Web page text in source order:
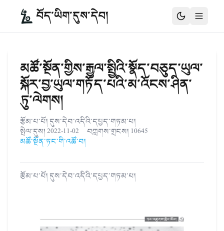
བོད་ཡིག་དུས་དེབ།
མཚོ་སྔོན་གྱིས་རྒྱལ་སྤྱིའི་སྣོད་བཅུད་ཡུལ་
སྐོར་བྱ་ཡུལ་གཏོད་པའི་མ་འོངས་ཤིན་
ཏུ་ལེགས།
རྩོམ་པ་པོ། དུས་དེབ་འདིའི་དཔྱད་གཏམ་པ།
སྤེལ་དུས།2022-11-02 བཀླགས་གྲངས། 10645
མཚོ་སྔོན་ཏང་གི་འཚོ་བ།
རྩོམ་པ་པོ། དུས་དེབ་འདིའི་དཔྱད་གཏམ་པ།